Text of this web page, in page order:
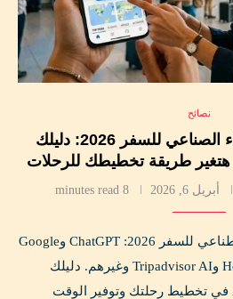
نصائح
أفضل تطبيقات الذكاء الصناعي للسفر 2026: دليلك
أبريل 6, 2026 8 minutes read
أفضل تطبيقات الذكاء الاصطناعي للسفر 2026: ChatGPT وGoogle
Gemini وPerplexity وHopper وTripadvisor AI وغيرهم. دليلك
الكامل لإزاي تستخدم الـ AI في تخطيط رحلتك وتوفير الوقت